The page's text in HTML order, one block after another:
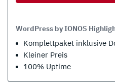
WordPress by IONOS
Komplettpaket inklusive
Kleiner Preis
100% Uptime